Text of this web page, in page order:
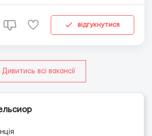
Гражданство: РФ/РБ Возраст: До
відгукнутися
Дивитись всі вакансії